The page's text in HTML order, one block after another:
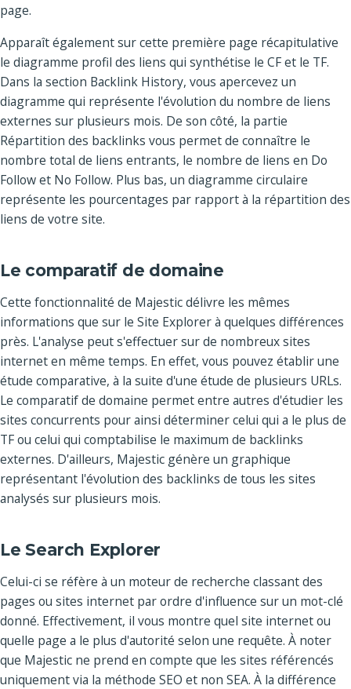
page.
Apparaît également sur cette première page récapitulative
le diagramme profil des liens qui synthétise le CF et le TF.
Dans la section Backlink History, vous apercevez un
diagramme qui représente l'évolution du nombre de liens
externes sur plusieurs mois. De son côté, la partie
Répartition des backlinks vous permet de connaître le
nombre total de liens entrants, le nombre de liens en Do
Follow et No Follow. Plus bas, un diagramme circulaire
représente les pourcentages par rapport à la répartition des
liens de votre site.
Le comparatif de domaine
Cette fonctionnalité de Majestic délivre les mêmes
informations que sur le Site Explorer à quelques différences
près. L'analyse peut s'effectuer sur de nombreux sites
internet en même temps. En effet, vous pouvez établir une
étude comparative, à la suite d'une étude de plusieurs URLs.
Le comparatif de domaine permet entre autres d'étudier les
sites concurrents pour ainsi déterminer celui qui a le plus de
TF ou celui qui comptabilise le maximum de backlinks
externes. D'ailleurs, Majestic génère un graphique
représentant l'évolution des backlinks de tous les sites
analysés sur plusieurs mois.
Le Search Explorer
Celui-ci se réfère à un moteur de recherche classant des
pages ou sites internet par ordre d'influence sur un mot-clé
donné. Effectivement, il vous montre quel site internet ou
quelle page a le plus d'autorité selon une requête. À noter
que Majestic ne prend en compte que les sites référencés
uniquement via la méthode SEO et non SEA. À la différence